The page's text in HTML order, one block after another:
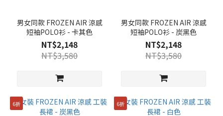
男女同款 FROZEN AIR 涼感
短袖POLO衫 - 卡其色
NT$2,148
NT$3,580
男女同款 FROZEN AIR 涼感
短袖POLO衫 - 炭黑色
NT$2,148
NT$3,580
6折 6折